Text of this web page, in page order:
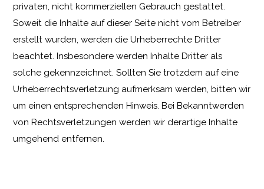
privaten, nicht kommerziellen Gebrauch gestattet.
Soweit die Inhalte auf dieser Seite nicht vom Betreiber
erstellt wurden, werden die Urheberrechte Dritter
beachtet. Insbesondere werden Inhalte Dritter als
solche gekennzeichnet. Sollten Sie trotzdem auf eine
Urheberrechtsverletzung aufmerksam werden, bitten wir
um einen entsprechenden Hinweis. Bei Bekanntwerden
von Rechtsverletzungen werden wir derartige Inhalte
umgehend entfernen.